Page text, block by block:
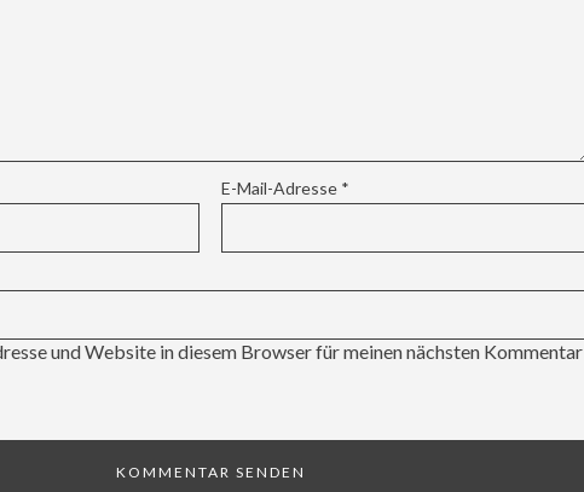
E-Mail-Adresse *
und Website in diesem Browser für meinen nächsten Kommentar